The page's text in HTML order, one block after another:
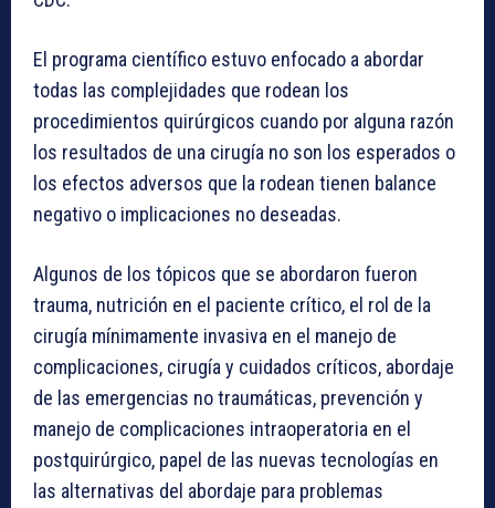
El programa científico estuvo enfocado a abordar
todas las complejidades que rodean los
procedimientos quirúrgicos cuando por alguna razón
los resultados de una cirugía no son los esperados o
los efectos adversos que la rodean tienen balance
negativo o implicaciones no deseadas.
Algunos de los tópicos que se abordaron fueron
trauma, nutrición en el paciente crítico, el rol de la
cirugía mínimamente invasiva en el manejo de
complicaciones, cirugía y cuidados críticos, abordaje
de las emergencias no traumáticas, prevención y
manejo de complicaciones intraoperatoria en el
postquirúrgico, papel de las nuevas tecnologías en
las alternativas del abordaje para problemas